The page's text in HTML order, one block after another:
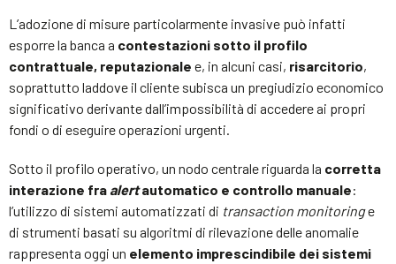
L’adozione di misure particolarmente invasive può infatti
esporre la banca a contestazioni sotto il profilo
contrattuale, reputazionale e, in alcuni casi, risarcitorio,
soprattutto laddove il cliente subisca un pregiudizio economico
significativo derivante dall’impossibilità di accedere ai propri
fondi o di eseguire operazioni urgenti.
Sotto il profilo operativo, un nodo centrale riguarda la corretta
interazione fra alertautomatico e controllo manuale:
l’utilizzo di sistemi automatizzati di transaction monitoringe
di strumenti basati su algoritmi di rilevazione delle anomalie
rappresenta oggi un elemento imprescindibile dei sistemi